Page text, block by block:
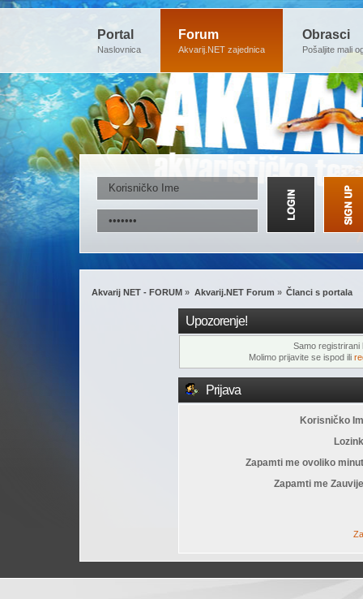
Portal
Naslovnica
Forum
Akvarij.NET zajednica
Obrasci
Pošaljite mali
Akvarij NET - FORUM » Akvarij.NET Forum » Članci s portala
Upozorenje!
Samo registrirani
Molimo prijavite se ispod ili
Prijava
Korisničko
Zapamti me ovoliko
Zapamti me